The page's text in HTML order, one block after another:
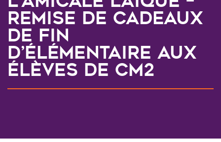
Remise de cadeaux
de fin
d’élémentaire aux
élèves de CM2